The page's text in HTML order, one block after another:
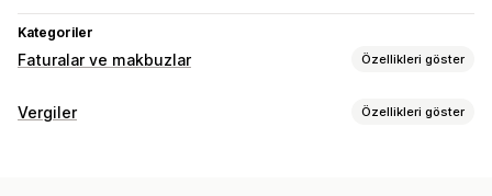
Kategoriler
Faturalar ve makbuzlar Özellikleri göster
Belge türleri
Vergiler Özellikleri göster